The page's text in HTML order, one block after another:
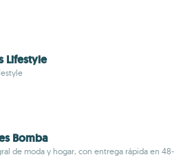
Lifestyle
Bomba
de moda y hogar, con entrega rápida en 48-